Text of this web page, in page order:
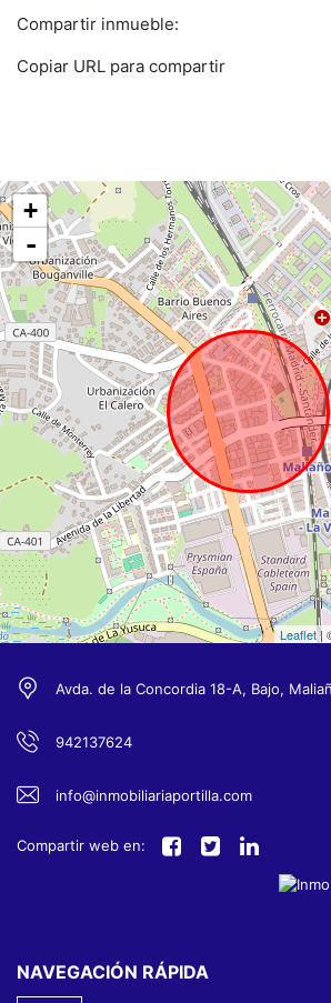
Compartir inmueble:
Copiar URL para compartir
+
-
Leaflet|
Avda. de la Concordia 18-A, Bajo,
942137624
info@inmobiliariaportilla.com
Compartir web en:
NAVEGACIÓN RÁPIDA